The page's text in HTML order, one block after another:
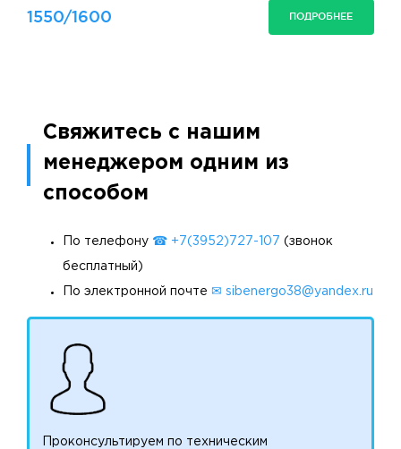
1550/1600 ПОДРОБНЕЕ
Свяжитесь с нашим
менеджером одним из
способом
По телефону ☎ +7(3952)727-107 (звонок
бесплатный)
По электронной почте ✉ sibenergo38@yandex.ru
Проконсультируем по техническим